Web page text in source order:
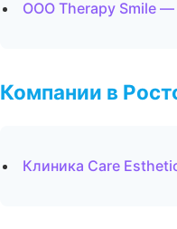
ООО Therapy Smile —
Компании в
Клиника Care